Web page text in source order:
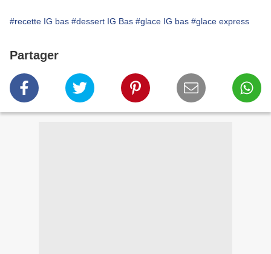
#recette IG bas #dessert IG Bas #glace IG bas #glace express
Partager